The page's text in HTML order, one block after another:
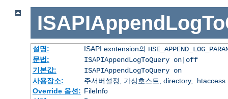
설명: ISAPI exntension의
문법:
ISAPIAppendLogToQuery on|off
기본값:
ISAPIAppendLogToQuery on
사용장소:
주서버설정, 가상호스트, directory, .htaccess
Override 옵션: FileInfo